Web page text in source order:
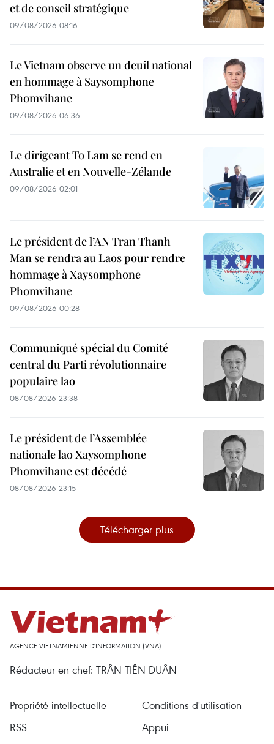
et de conseil stratégique
09/08/2026 08:16
Le Vietnam observe un deuil national
en hommage à Saysomphone
Phomvihane
09/08/2026 06:36
Le dirigeant To Lam se rend en
Australie et en Nouvelle-Zélande
09/08/2026 02:01
Le président de l’AN Tran Thanh
Man se rendra au Laos pour rendre
hommage à Xaysomphone
Phomvihane
09/08/2026 00:28
Communiqué spécial du Comité
central du Parti révolutionnaire
populaire lao
08/08/2026 23:38
Le président de l’Assemblée
nationale lao Xaysomphone
Phomvihane est décédé
08/08/2026 23:15
Télécharger plus
AGENCE VIETNAMIENNE D'INFORMATION (VNA)
Rédacteur en chef: TRÂN TIÊN DUÂN
Propriété intellectuelle
Conditions d'utilisation
RSS
Appui